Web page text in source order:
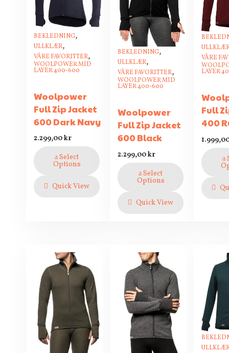
BEKLEDNING,
ULLKLÆR,
VÅRE FAVORITTER,
WOOLPOWER MID
LAYER 400-600
Woolpower
Full Zip Jacket
600 Dark Navy
2.299,00kr
Select
Options
Quick View
BEKLEDNING,
ULLKLÆR,
VÅRE FAVORITTER,
WOOLPOWER MID
LAYER 400-600
Woolpower
Full Zip Jacket
600 Black
2.299,00kr
Select
Options
Quick View
VÅRE
LAYER
Full
400